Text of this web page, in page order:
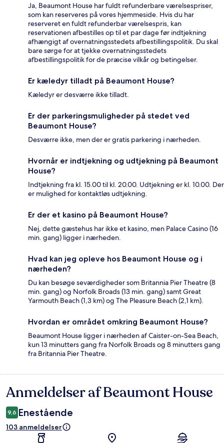
Ja, Beaumont House har fuldt refunderbare værelsespriser,
som kan reserveres på vores hjemmeside. Hvis du har
reserveret en fuldt refunderbar værelsespris, kan
reservationen afbestilles op til et par dage før indtjekning
afhængigt af overnatningsstedets afbestillingspolitik. Du skal
bare sørge for at tjekke overnatningsstedets
afbestillingspolitik for de præcise vilkår og betingelser.
Er kæledyr tilladt på Beaumont House?
Kæledyr er desværre ikke tilladt.
Er der parkeringsmuligheder på stedet ved
Beaumont House?
Desværre ikke, men der er gratis parkering i nærheden.
Hvornår er indtjekning og udtjekning på Beaumont
House?
Indtjekning fra kl. 15.00 til kl. 20.00. Udtjekning er kl. 10.00. Der
er mulighed for kontaktløs udtjekning.
Er der et kasino på Beaumont House?
Nej, dette gæstehus har ikke et kasino, men Palace Casino (16
min. gang) ligger i nærheden.
Hvad kan jeg opleve hos Beaumont House og i
nærheden?
Du kan besøge seværdigheder som Britannia Pier Theatre (8
min. gang) og Norfolk Broads (13 min. gang) samt Great
Yarmouth Beach (1,3 km) og The Pleasure Beach (2,1 km).
Hvordan er området omkring Beaumont House?
Beaumont House ligger i nærheden af Caister-on-Sea Beach,
kun 13 minutters gang fra Norfolk Broads og 8 minutters gang
fra Britannia Pier Theatre.
Anmeldelser
Anmeldelser af Beaumont House
9,6 Enestående
103 anmeldelser